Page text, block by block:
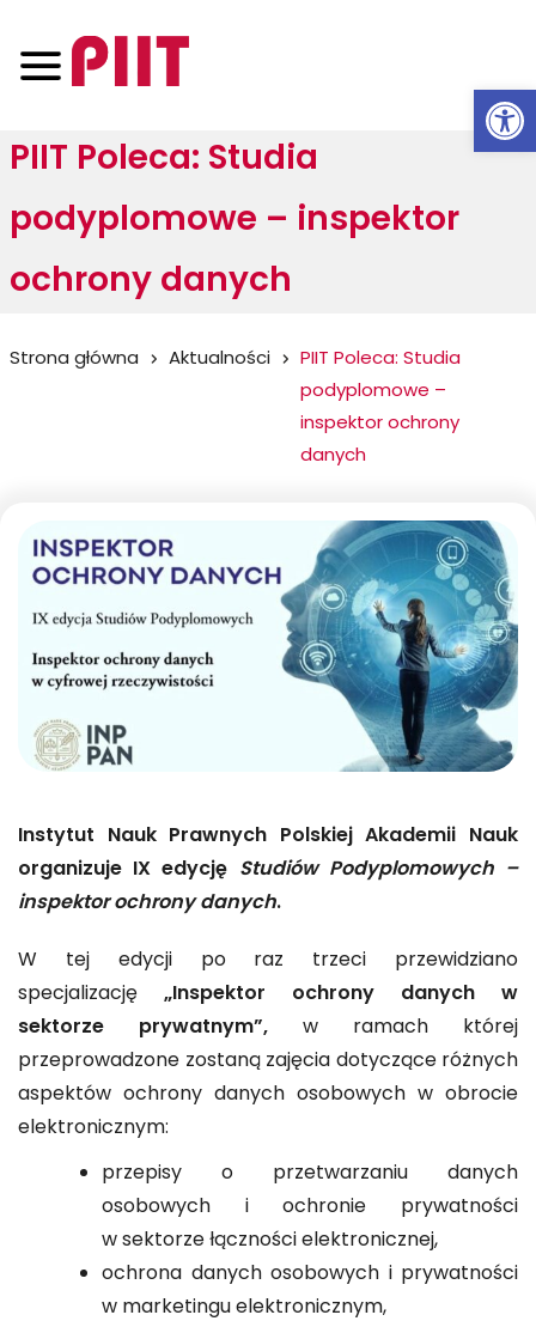
PIIT Poleca: Studia
podyplomowe – inspektor
ochrony danych
Jesteś
Strona główna Aktualności
PIIT Poleca: Studia
podyplomowe –
inspektor ochrony
danych
Instytut Nauk Prawnych Polskiej Akademii Nauk
organizuje IX edycję Studiów Podyplomowych –
inspektor ochrony danych.
W tej edycji po raz trzeci przewidziano
specjalizację „Inspektor ochrony danych w
sektorze prywatnym”, w ramach której
przeprowadzone zostaną zajęcia dotyczące różnych
aspektów ochrony danych osobowych w obrocie
elektronicznym:
przepisy o przetwarzaniu danych
osobowych i ochronie prywatności
w sektorze łączności elektronicznej,
ochrona danych osobowych i prywatności
w marketingu elektronicznym,